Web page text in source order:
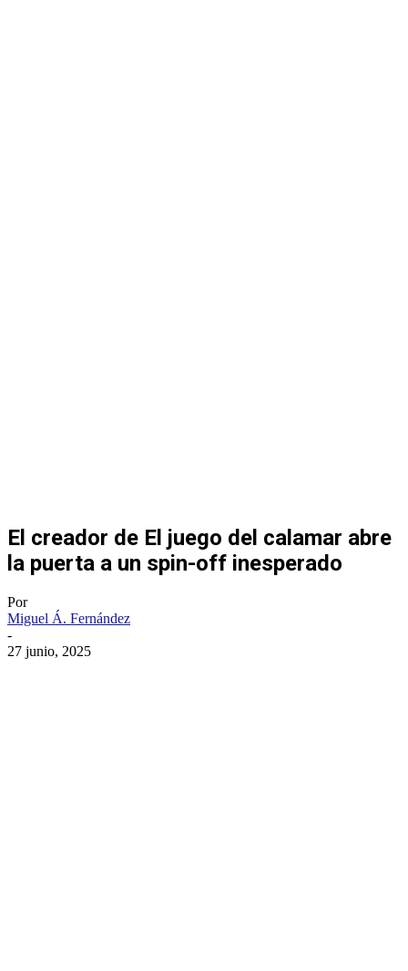
El creador de El juego del calamar abre
la puerta a un spin-off inesperado
Por
Miguel Á. Fernández
-
27 junio, 2025